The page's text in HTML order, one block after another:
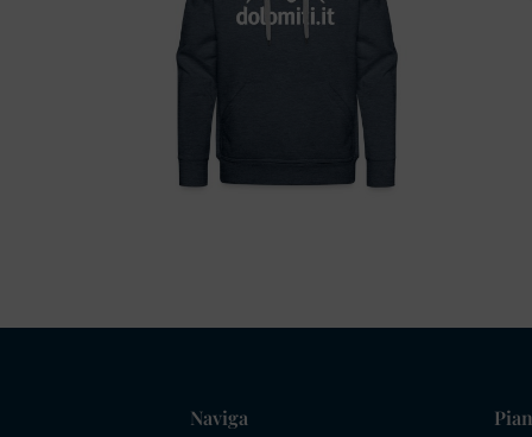
Naviga